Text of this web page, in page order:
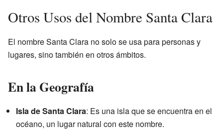
Otros Usos del Nombre Santa Clara
El nombre Santa Clara no solo se usa para personas y
lugares, sino también en otros ámbitos.
En la Geografía
Isla de Santa Clara: Es una isla que se encuentra en el
océano, un lugar natural con este nombre.